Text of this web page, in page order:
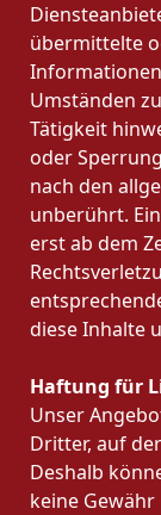
übermittelte
Umständen
Tätigkeit
oder
nach den
unberührt.
erst ab dem
diese Inhalte
Haftung für
Unser
Dritter, auf
Deshalb
keine